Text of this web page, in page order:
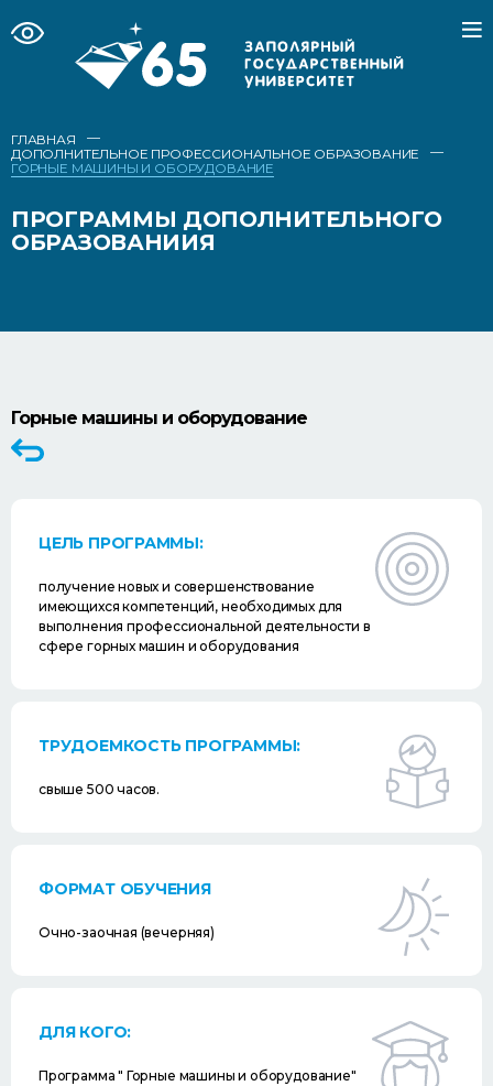
ГЛАВНАЯ
—
ДОПОЛНИТЕЛЬНОЕ ПРОФЕССИОНАЛЬНОЕ ОБРАЗОВАНИЕ
—
ГОРНЫЕ МАШИНЫ И ОБОРУДОВАНИЕ
ПРОГРАММЫ ДОПОЛНИТЕЛЬНОГО
ОБРАЗОВАНИИЯ
Горные машины и оборудование
ЦЕЛЬ ПРОГРАММЫ:
получение новых и совершенствование
имеющихся компетенций, необходимых для
выполнения профессиональной деятельности в
сфере горных машин и оборудования
ТРУДОЕМКОСТЬ ПРОГРАММЫ:
свыше 500 часов.
ФОРМАТ ОБУЧЕНИЯ
Очно-заочная (вечерняя)
ДЛЯ КОГО:
Программа " Горные машины и оборудование"